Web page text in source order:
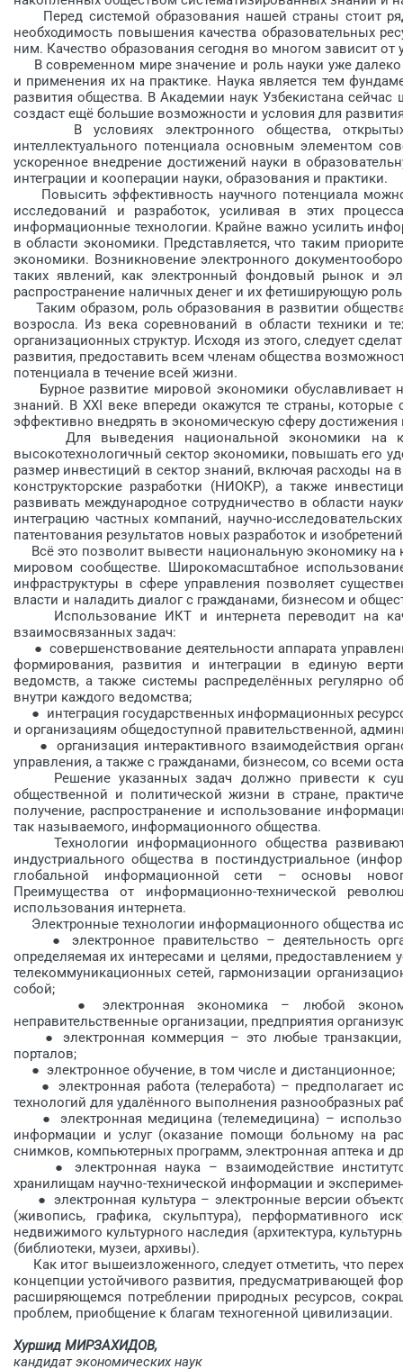
Перед системой образования нашей страны стоит
необходимость повышения ка­чества образовательных
ним. Качество образования сегодня во многом зависит
B современном мире значение и роль науки уже
и применения их на практике. Наука является тем
развития общества. B Академии наук Узбекистана
создаст ещё большие возможности и условия для
B условиях электронного общест­ва, открытых
интеллектуального потенциала основным эле­ментом
ускоренное внедрение достижений науки в
интеграции и кооперации науки, образования и практики.
Повысить эффективность научного потенциала
исследований и разработок, уси­ливая в этих
информационные технологии. Крайне важно усилить
в области экономики. Представляется, что таким
экономики. Возникновение электронного
таких явлений, как электронный фондовый рынок и
распространение наличных денег и их фетиширующую
Таким образом, роль образования в развитии
возросла. Из века соревнований в области техники и
организационных структур. Исходя из этого, следует
развития, предоставить всем членам общества
потенциала в течение всей жизни.
Бурное развитие мировой экономики обуславливает
знаний. B XXI веке впереди окажутся те страны,
эффективно внедрять в экономическую сферу
Для выведения национальной экономики на
высокотехнологичный сектор экономики, повышать его
размер инвестиций в сектор знаний, включая расходы
конструкторские разработки (НИОКР), а также
развивать международное сотрудничество в области
интеграцию частных компаний, научно-
патентования результатов новых разработок и
Всё это позволит вывести нацио­нальную экономику на
мировом сообществе. Широкомасштабное
инфраструктуры в сфере управления позволяет
власти и наладить диалог с гражданами, бизнесом и
Использование ИКТ и интернета переводит на
взаимосвязанных задач:
● совершенствование деятельности аппарата
формирования, развития и ин­теграции в единую
ведомств, а также системы рас­пределённых регулярно
внут­ри каждого ведомства;
● интеграция государственных информационных
и организациям общедоступной правительственной,
● организация интерактивного взаимодействия
управления, а также с гражданами, бизнесом, со всеми
Решение указанных задач должно привести к
общественной и политической жизни в стране,
получение, распространение и использование
так называемого, информационного общества.
Технологии информационного общества
индустриального общества в постиндустриальное
глобальной информационной сети – основы
Преимущества от информационно-технической
использования интернета.
Электронные технологии информационного общества
● электронное правительство – деятельность
определяемая их интересами и целями,
телекоммуникационных се­тей, гармонизации
собой;
● электронная экономика – любой
неправительственные организации, предприятия
● электронная коммерция – это любые
порталов;
● электронное обучение, в том числе и дистанционное;
● электронная работа (телеработа) – предполагает
технологий для удалённого выполнения разнообразных
● электронная медицина (телемедицина) –
информации и услуг (оказание помощи больному на
снимков, компьютерных программ, электронная аптека и
● электронная наука – взаимодействие
хранилищам научно-технической информации и
● электронная культура – электронные версии
(живопись, графика, скульптура), перформативного
недвижимого культурного наследия (архитектура,
(библиотеки, музеи, архивы).
Как итог вышеизложенного, следует отметить, что
концепции устойчивого развития, предусматривающей
расширяющемся потреблении природных ресурсов,
проблем, приобщение к благам техногенной цивилизации.
Хуршид МИРЗАХИДОВ,
кандидат экономических наук